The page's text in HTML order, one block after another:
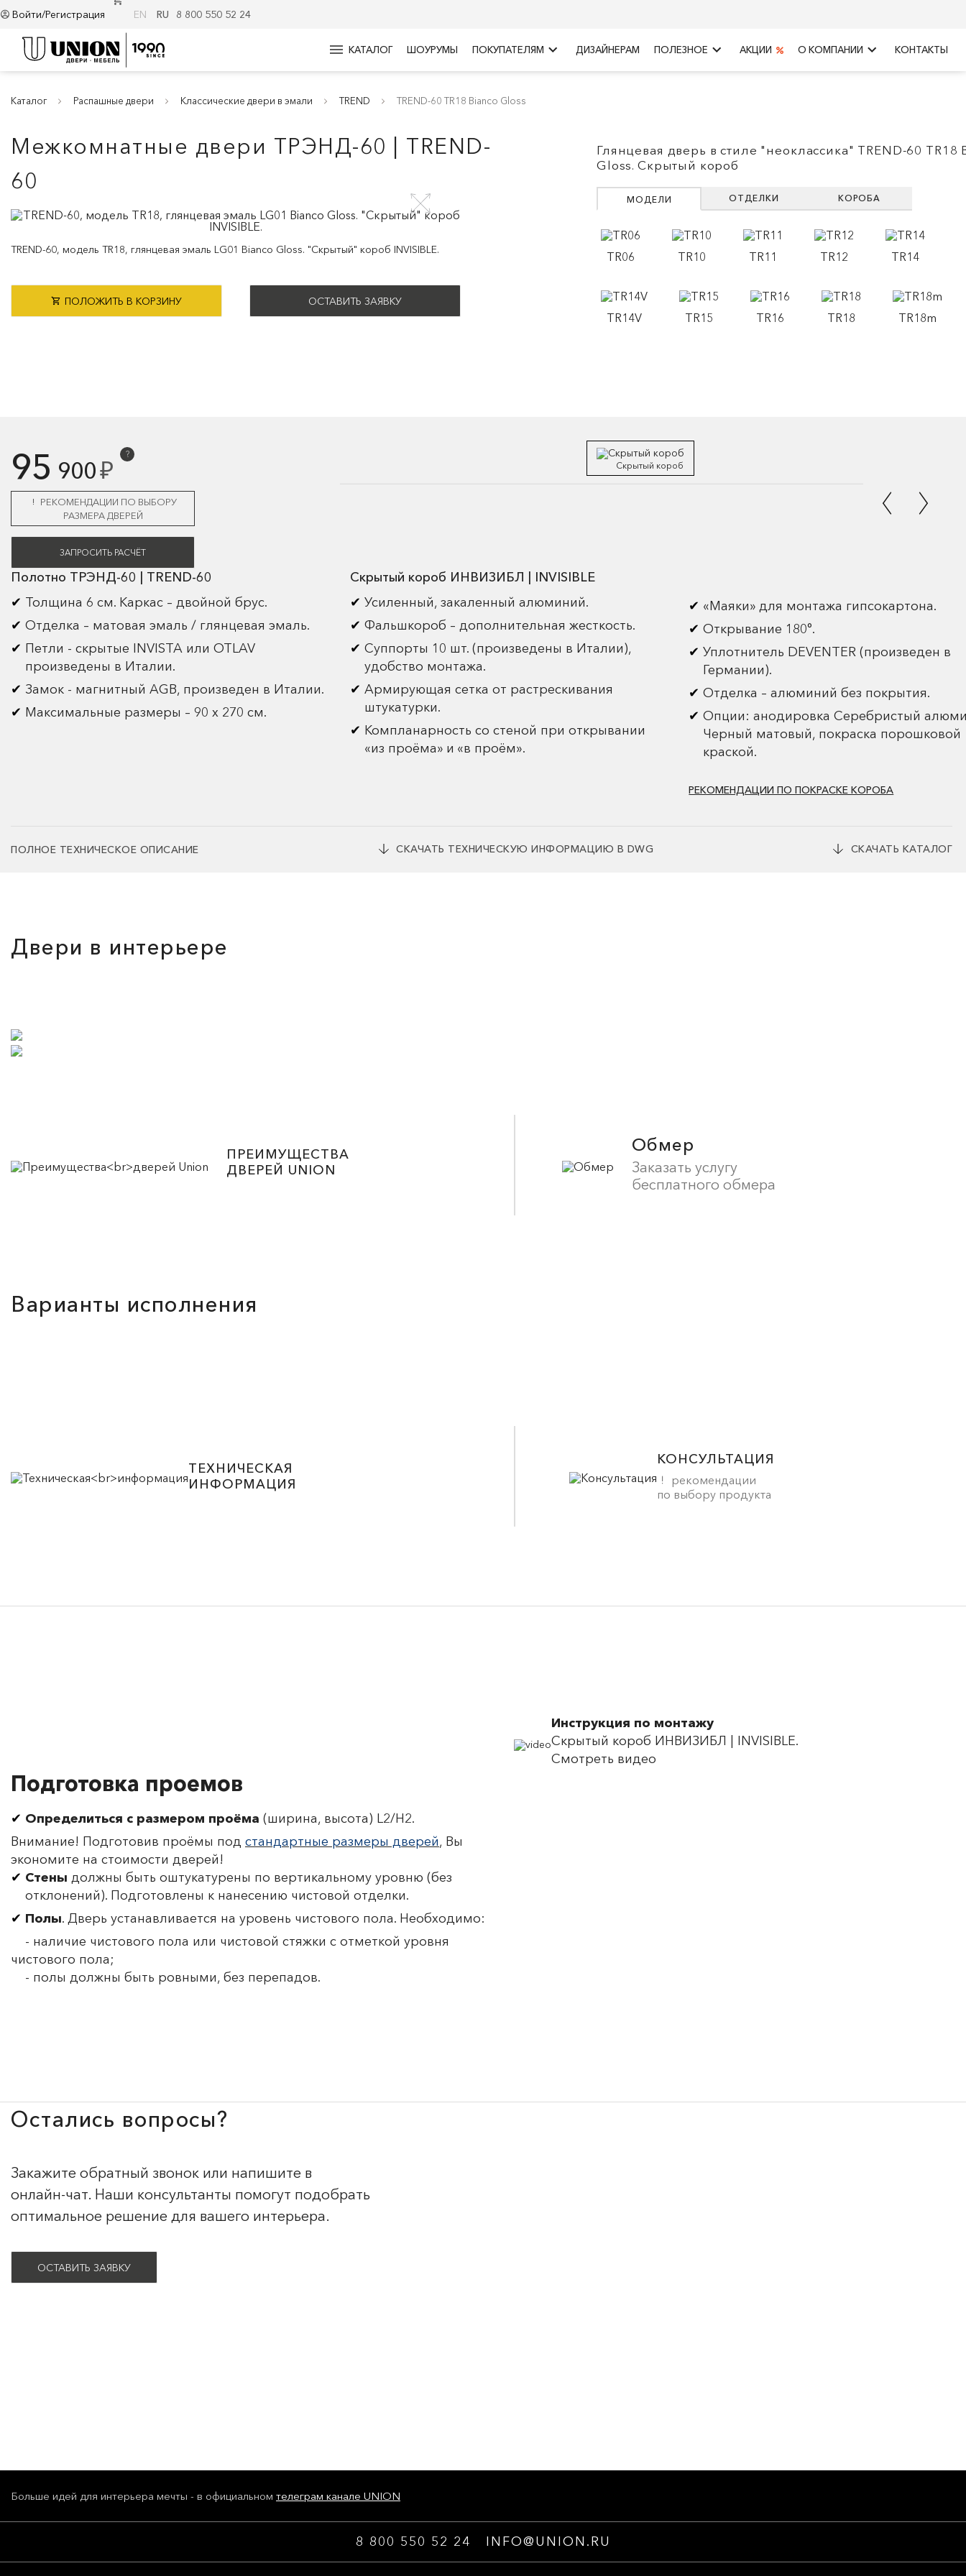
Войти/Регистрация EN RU 8 800 550 52 24
menu КАТАЛОГ ШОУРУМЫ ПОКУПАТЕЛЯМ keyboard_arrow_right ДИЗАЙНЕРАМ ПОЛЕЗНОЕ keyboard_arrow_right АКЦИИ О КОМПАНИИ keyboard_arrow_right КОНТАКТЫ
Каталог Распашные двери Классические двери в эмали TREND TREND-60 TR18 Bianco Gloss
Межкомнатные двери ТРЭНД-60 | TREND-
60
TREND-60, модель TR18, глянцевая эмаль LG01 Bianco Gloss. "Скрытый" короб INVISIBLE.
ПОЛОЖИТЬ В КОРЗИНУ ОСТАВИТЬ ЗАЯВКУ
Глянцевая дверь в стиле "неоклассика" TREND-60 TR18
Gloss. Скрытый короб
МОДЕЛИ ОТДЕЛКИ КОРОБА
TR06 TR10 TR11 TR12 TR14
TR14V TR15 TR16 TR18 TR18m
95 900₽
?
РЕКОМЕНДАЦИИ ПО ВЫБОРУ
РАЗМЕРА ДВЕРЕЙ
ЗАПРОСИТЬ РАСЧЁТ
Скрытый короб
Полотно ТРЭНД-60 | TREND-60
Толщина 6 см. Каркас – двойной брус.
Отделка – матовая эмаль / глянцевая эмаль.
Петли - скрытые INVISTA или OTLAV
произведены в Италии.
Замок - магнитный AGB, произведен в Италии.
Максимальные размеры – 90 х 270 см.
Скрытый короб ИНВИЗИБЛ | INVISIBLE
Усиленный, закаленный алюминий.
Фальшкороб – дополнительная жесткость.
Суппорты 10 шт. (произведены в Италии),
удобство монтажа.
Армирующая сетка от растрескивания
штукатурки.
Компланарность со стеной при открывании
«из проёма» и «в проём».
«Маяки» для монтажа гипсокартона.
Открывание 180°.
Уплотнитель DEVENTER (произведен в
Германии).
Отделка – алюминий без покрытия.
Опции: анодировка Серебристый
Черный матовый, покраска порошковой
краской.
РЕКОМЕНДАЦИИ ПО ПОКРАСКЕ КОРОБА
ПОЛНОЕ ТЕХНИЧЕСКОЕ ОПИСАНИЕ СКАЧАТЬ ТЕХНИЧЕСКУЮ ИНФОРМАЦИЮ В DWG СКАЧАТЬ КАТАЛОГ
Двери в интерьере
ПРЕИМУЩЕСТВА
ДВЕРЕЙ UNION
Обмер
Заказать услугу
бесплатного обмера
Варианты исполнения
ТЕХНИЧЕСКАЯ
ИНФОРМАЦИЯ
КОНСУЛЬТАЦИЯ
рекомендации
по выбору продукта
Подготовка проемов
Определиться с размером проёма (ширина, высота) L2/H2.
Внимание! Подготовив проёмы под стандартные размеры дверей, Вы
экономите на стоимости дверей!
Стены должны быть оштукатурены по вертикальному уровню (без
отклонений). Подготовлены к нанесению чистовой отделки.
Полы. Дверь устанавливается на уровень чистового пола. Необходимо:
- наличие чистового пола или чистовой стяжки с отметкой уровня
чистового пола;
- полы должны быть ровными, без перепадов.
Инструкция по монтажу
Скрытый короб ИНВИЗИБЛ | INVISIBLE.
Смотреть видео
Остались вопросы?
Закажите обратный звонок или напишите в
онлайн-чат. Наши консультанты помогут подобрать
оптимальное решение для вашего интерьера.
ОСТАВИТЬ ЗАЯВКУ
Больше идей для интерьера мечты - в официальном телеграм канале UNION
8 800 550 52 24 INFO@UNION.RU